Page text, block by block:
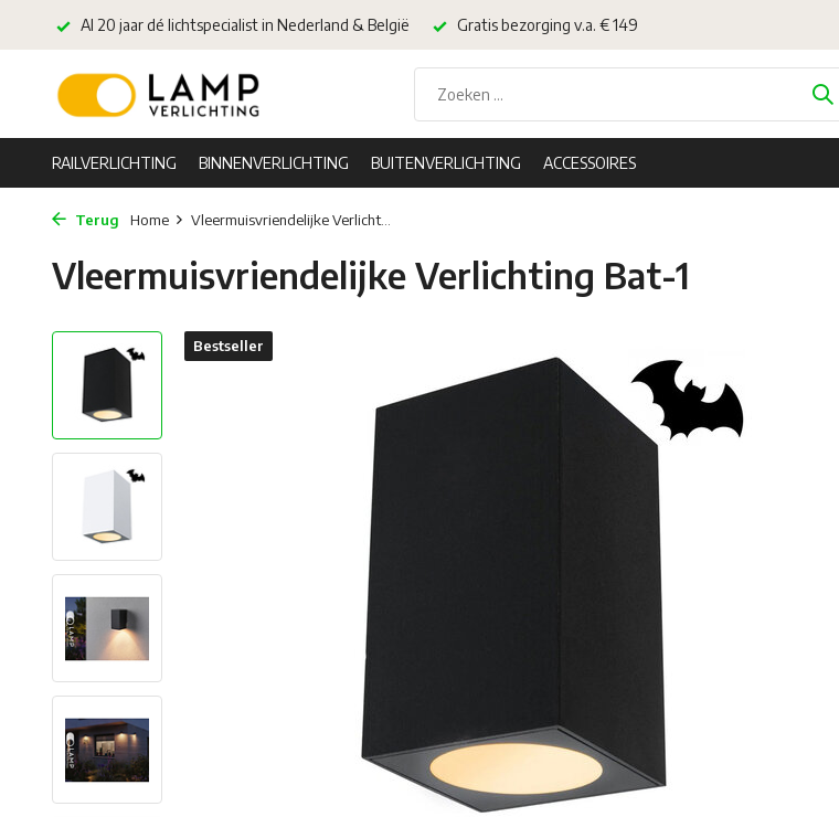
Al 20 jaar dé lichtspecialist in Nederland & België Gratis bezorging v.a. € 149
RAILVERLICHTING BINNENVERLICHTING BUITENVERLICHTING ACCESSOIRES
Terug Home Vleermuisvriendelijke Verlicht...
Vleermuisvriendelijke Verlichting Bat-1
Bestseller